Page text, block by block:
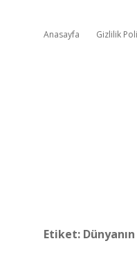
Anasayfa Gizlilik
Etiket: